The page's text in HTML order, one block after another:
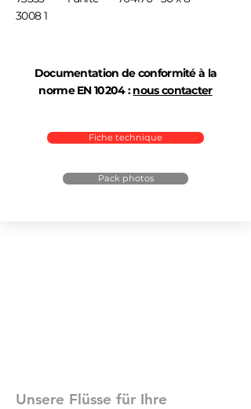
3008 1
Documentation de conformité à la
norme EN 10204 :nous contacter
Fiche technique
Pack photos
Unsere Flüsse für Ihre